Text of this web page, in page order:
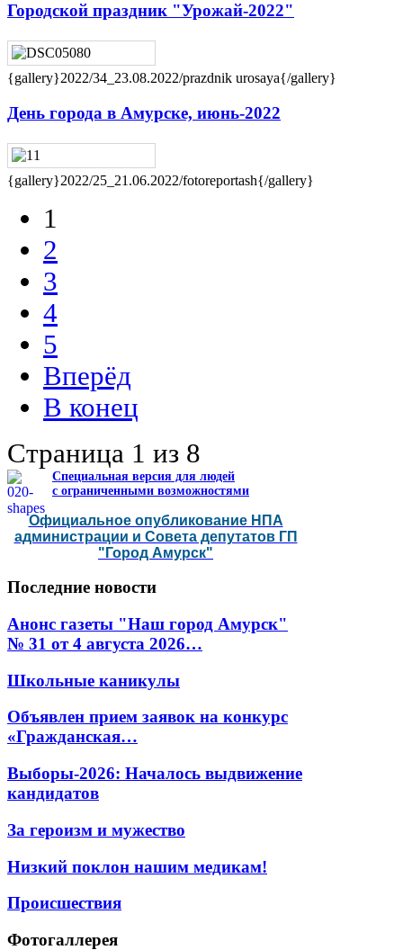
Городской праздник "Урожай-2022"
{gallery}2022/34_23.08.2022/prazdnik urosaya{/gallery}
День города в Амурске, июнь-2022
{gallery}2022/25_21.06.2022/fotoreportash{/gallery}
1
2
3
4
5
Вперёд
В конец
Страница 1 из 8
Специальная версия для людей
с ограниченными возможностями
Официальное опубликование НПА
администрации и Совета депутатов ГП
"Город Амурск"
Последние новости
Анонс газеты "Наш город Амурск"
№ 31 от 4 августа 2026…
Школьные каникулы
Объявлен прием заявок на конкурс
«Гражданская…
Выборы-2026: Началось выдвижение
кандидатов
За героизм и мужество
Низкий поклон нашим медикам!
Происшествия
Фотогаллерея